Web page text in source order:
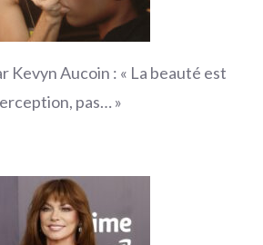
Kevyn Aucoin : « La beauté est
pas… »